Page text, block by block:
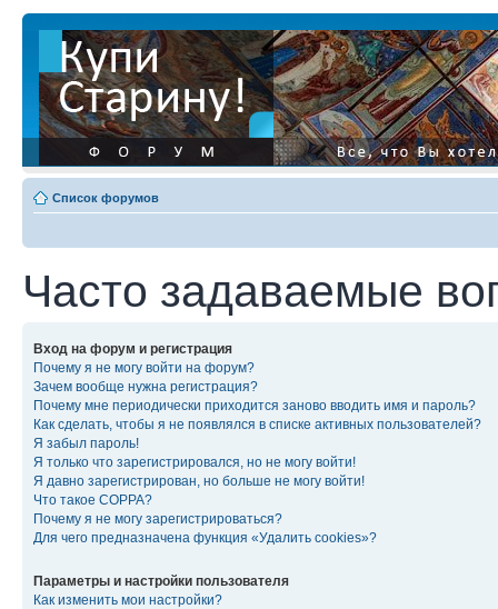
Список форумов
Часто задаваемые
Вход на форум и регистрация
Почему я не могу войти на форум?
Зачем вообще нужна регистрация?
Почему мне периодически приходится заново вводить имя и пароль?
Как сделать, чтобы я не появлялся в списке активных пользователей?
Я забыл пароль!
Я только что зарегистрировался, но не могу войти!
Я давно зарегистрирован, но больше не могу войти!
Что такое COPPA?
Почему я не могу зарегистрироваться?
Для чего предназначена функция «Удалить cookies»?
Параметры и настройки пользователя
Как изменить мои настройки?